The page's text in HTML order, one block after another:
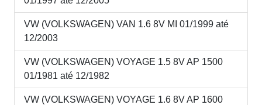
VW (VOLKSWAGEN) VAN 1.6 8V MI 01/1999 até
12/2003
VW (VOLKSWAGEN) VOYAGE 1.5 8V AP 1500
01/1981 até 12/1982
VW (VOLKSWAGEN) VOYAGE 1.6 8V AP 1600